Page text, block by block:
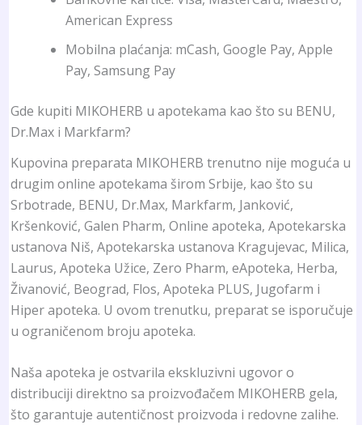
American Express
Mobilna plaćanja: mCash, Google Pay, Apple
Pay, Samsung Pay
Gde kupiti MIKOHERB u apotekama kao što su BENU,
Dr.Max i Markfarm?
Kupovina preparata MIKOHERB trenutno nije moguća u
drugim online apotekama širom Srbije, kao što su
Srbotrade, BENU, Dr.Max, Markfarm, Janković,
Kršenković, Galen Pharm, Online apoteka, Apotekarska
ustanova Niš, Apotekarska ustanova Kragujevac, Milica,
Laurus, Apoteka Užice, Zero Pharm, eApoteka, Herba,
Živanović, Beograd, Flos, Apoteka PLUS, Jugofarm i
Hiper apoteka. U ovom trenutku, preparat se isporučuje
u ograničenom broju apoteka.
Naša apoteka je ostvarila ekskluzivni ugovor o
distribuciji direktno sa proizvođačem MIKOHERB gela,
što garantuje autentičnost proizvoda i redovne zalihe.